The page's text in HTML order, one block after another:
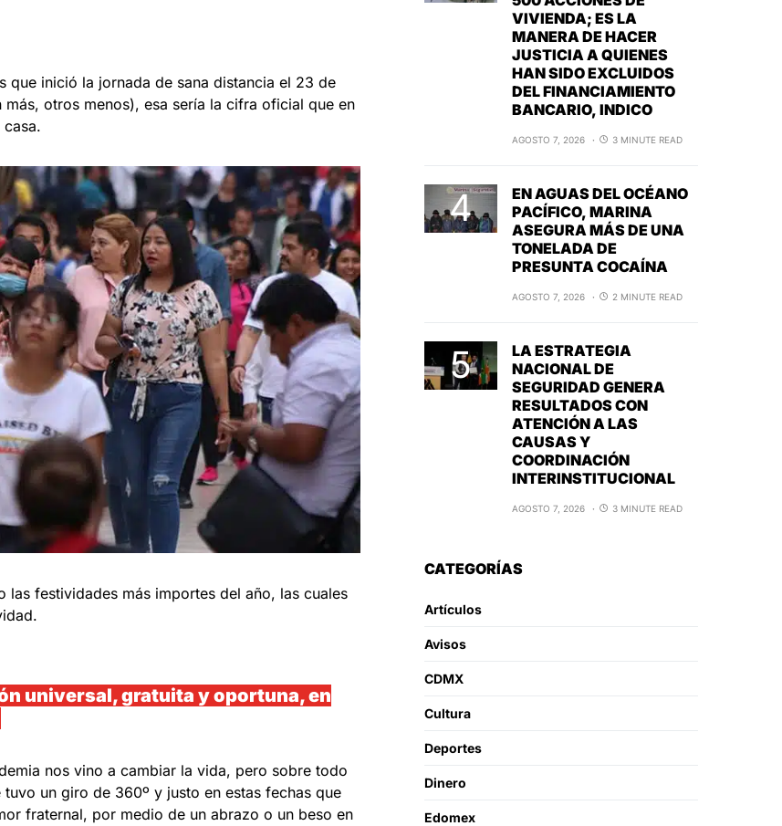
que inició la jornada de sana distancia el 23 de
otros menos), esa sería la cifra oficial que en
festividades más importes del año, las cuales
universal, gratuita y oportuna, en
nos vino a cambiar la vida, pero sobre todo
un giro de 360º y justo en estas fechas que
fraternal, por medio de un abrazo o un beso en
VIVIENDA; ES LA
MANERA DE HACER
JUSTICIA A QUIENES
HAN SIDO EXCLUIDOS
DEL FINANCIAMIENTO
BANCARIO, INDICO
AGOSTO 7, 2026 3 MINUTE READ
EN AGUAS DEL OCÉANO
PACÍFICO, MARINA
ASEGURA MÁS DE UNA
TONELADA DE
PRESUNTA COCAÍNA
AGOSTO 7, 2026 2 MINUTE READ
LA ESTRATEGIA
NACIONAL DE
SEGURIDAD GENERA
RESULTADOS CON
ATENCIÓN A LAS
CAUSAS Y
COORDINACIÓN
INTERINSTITUCIONAL
AGOSTO 7, 2026 3 MINUTE READ
CATEGORÍAS
Artículos
Avisos
CDMX
Cultura
Deportes
Dinero
Edomex